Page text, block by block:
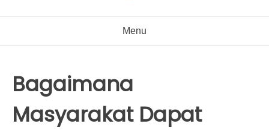
Menu
Bagaimana
Masyarakat Dapat